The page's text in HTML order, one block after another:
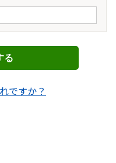
る
ですか？